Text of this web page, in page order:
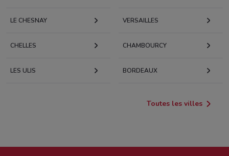
LE CHESNAY VERSAILLES
CHELLES CHAMBOURCY
LES ULIS BORDEAUX
Toutes les villes